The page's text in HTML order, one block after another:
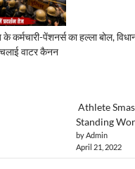
के कर्मचारी-पेंशनर्स का हल्ला बोल,
वाटर कैनन
Athlete
Standing
by Admin
April 21, 2022